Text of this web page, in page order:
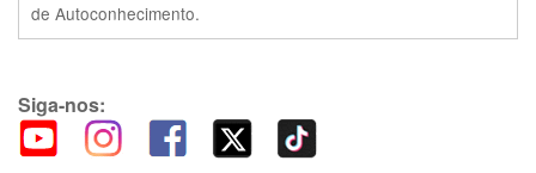
de Autoconhecimento.
Siga-nos: